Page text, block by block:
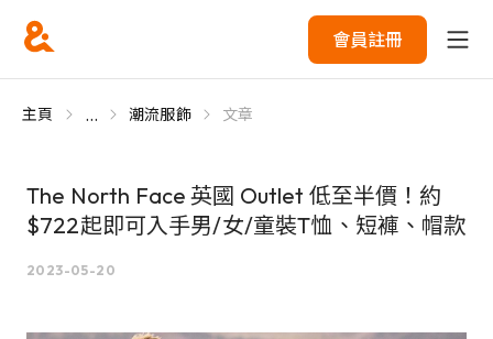
會員註冊
主頁 ... 潮流服飾 文章
The North Face 英國 Outlet 低至半價！約
$722起即可入手男/女/童裝T恤、短褲、帽款
2023-05-20